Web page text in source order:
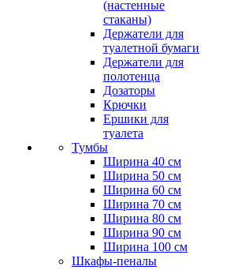
(настенные
стаканы)
Держатели для
туалетной бумаги
Держатели для
полотенца
Дозаторы
Крючки
Ершики для
туалета
Тумбы
Ширина 40 см
Ширина 50 см
Ширина 60 см
Ширина 70 см
Ширина 80 см
Ширина 90 см
Ширина 100 см
Шкафы-пеналы